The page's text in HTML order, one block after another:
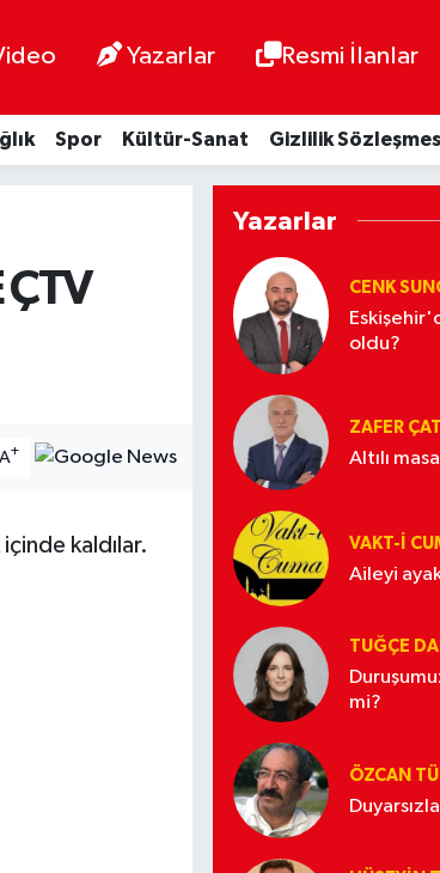
Yazarlar Resmi İlanlar
Spor Kültür-Sanat Gizlilik
ÇTV
A+
kaldılar.
Yazarlar
CENK
oldu?
ZAFER
Altılı
VAKT-I
Aileyi
TUĞÇE
mi?
ÖZCAN